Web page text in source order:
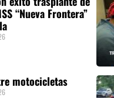
“Nueva Frontera”
motocicletas